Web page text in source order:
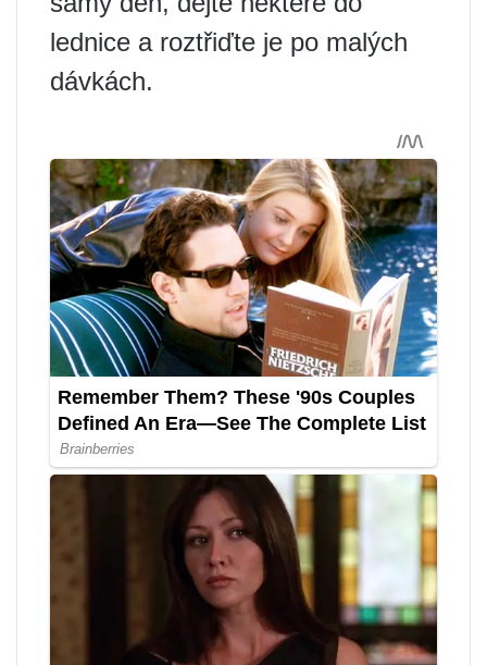
lednice a roztřiďte je po malých
dávkách.